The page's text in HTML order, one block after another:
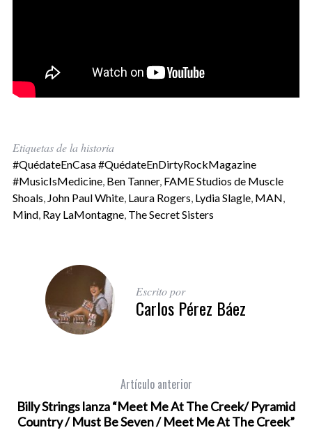
Etiquetas de la historia
#QuédateEnCasa #QuédateEnDirtyRockMagazine
#MusicIsMedicine, Ben Tanner, FAME Studios de Muscle
Shoals John Paul White, Laura Rogers Lydia Slagle, MAN
Mind, Ray LaMontagne, The Secret Sisters
Escrito por
Carlos Pérez Báez
Artículo anterior
Billy Strings lanza “Meet Me At The Creek/ Pyramid
Country / Must Be Seven / Meet Me At The Creek”